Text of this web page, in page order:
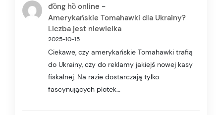
đồng hồ online -
Amerykańskie Tomahawki dla Ukrainy?
Liczba jest niewielka
2025-10-15
Ciekawe, czy amerykańskie Tomahawki trafią
do Ukrainy, czy do reklamy jakiejś nowej kasy
fiskalnej. Na razie dostarczają tylko
fascynujących plotek…